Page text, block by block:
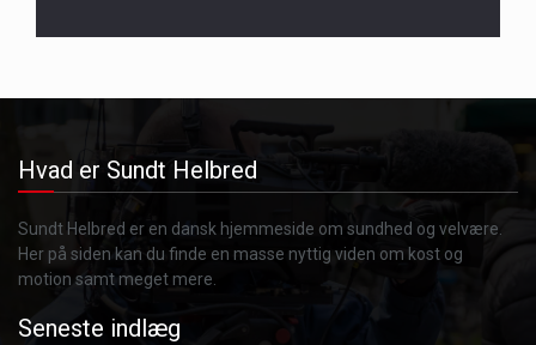
Hvad er Sundt Helbred
Sundt Helbred er en dansk hjemmeside om sundhed og velvære.
Her på siden kan du finde en masse nyttig viden om kost og
motion samt meget mere.
Seneste indlæg